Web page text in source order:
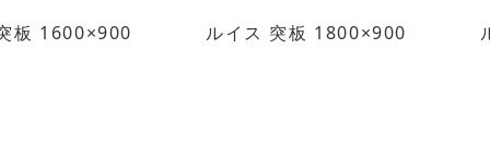
板 1600×900 ルイス 突板 1800×900